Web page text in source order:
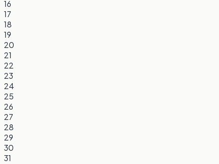
16
17
18
19
20
21
22
23
24
25
26
27
28
29
30
31